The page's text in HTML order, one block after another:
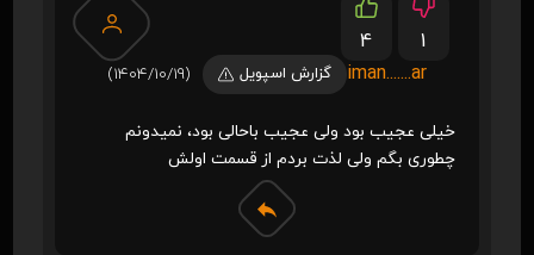
4
1
iman.......ar
گزارش اسپویل (1404/10/19)
خیلی عجیب بود ولی عجیب باحالی بود، نمیدونم
چطوری بگم ولی لذت بردم از قسمت اولش